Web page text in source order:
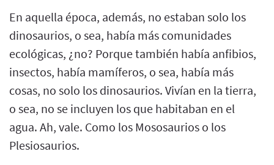
En aquella época, además, no estaban solo los
dinosaurios, o sea, había más comunidades
ecológicas, ¿no? Porque también había anfibios,
insectos, había mamíferos, o sea, había más
cosas, no solo los dinosaurios. Vivían en la tierra,
o sea, no se incluyen los que habitaban en el
agua. Ah, vale. Como los Mososaurios o los
Plesiosaurios.